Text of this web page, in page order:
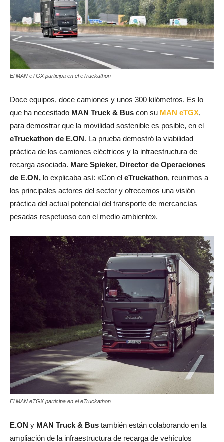
El MAN eTGX participa en el eTruckathon
Doce equipos, doce camiones y unos 300 kilómetros. Es lo
que ha necesitado MAN Truck & Bus con su MAN eTGX,
para demostrar que la movilidad sostenible es posible, en el
eTruckathon de E.ON. La prueba demostró la viabilidad
práctica de los camiones eléctricos y la infraestructura de
recarga asociada. Marc Spieker, Director de Operaciones
de E.ON, lo explicaba así: «Con el eTruckathon, reunimos a
los principales actores del sector y ofrecemos una visión
práctica del actual potencial del transporte de mercancías
pesadas respetuoso con el medio ambiente».
El MAN eTGX participa en el eTruckathon
E.ON y MAN Truck & Bus también están colaborando en la
ampliación de la infraestructura de recarga de vehículos